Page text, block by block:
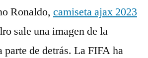
Ronaldo, camiseta ajax 2023
sale una imagen de la
parte de detrás. La FIFA ha